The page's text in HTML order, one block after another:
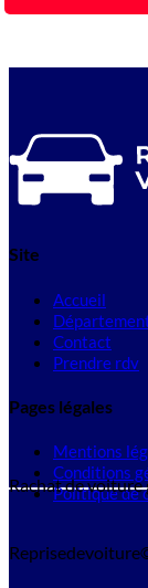
Site
Accueil
Contact
Prendre rdv
Pages légales
Mentions
Conditions
Politique de
Rachat de voiture